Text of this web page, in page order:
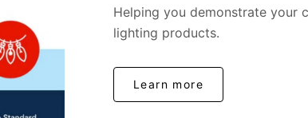
Helping you demonstrate your
lighting products.
Learn more